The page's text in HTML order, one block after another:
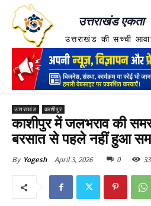
उत्तराखंड एकता
उत्तराखंड की सच्ची
उत्तराखंड काशीपुर
काशीपुर में जलभराव की
बरसात से पहले नहीं हुआ
By Yogesh April 3, 2026 0 33